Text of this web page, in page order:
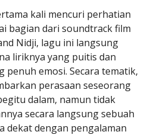
kali mencuri perhatian
bagian dari soundtrack film
Nidji, lagu ini langsung
liriknya yang puitis dan
penuh emosi. Secara tematik,
perasaan seseorang
dalam, namun tidak
secara langsung sebuah
dekat dengan pengalaman